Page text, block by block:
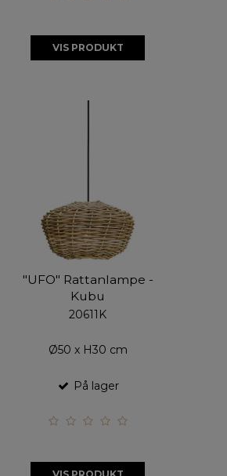
VIS PRODUKT
"UFO" Rattanlampe -
Kubu
20611K
Ø50 x H30 cm
På lager